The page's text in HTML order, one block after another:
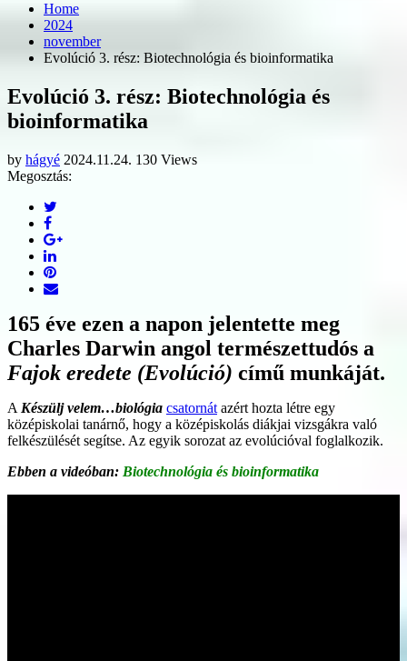
Home
2024
november
Evolúció 3. rész: Biotechnológia és bioinformatika
Evolúció 3. rész: Biotechnológia és
bioinformatika
by hágyé 2024.11.24. 130 Views
Megosztás:
165 éve ezen a napon jelentette meg
Charles Darwin angol természettudós a
Fajok eredete (Evolúció) című munkáját.
A Készülj velem…biológia csatornát azért hozta létre egy
középiskolai tanárnő, hogy a középiskolás diákjai vizsgákra való
felkészülését segítse. Az egyik sorozat az evolúcióval foglalkozik.
Ebben a videóban: Biotechnológia és bioinformatika